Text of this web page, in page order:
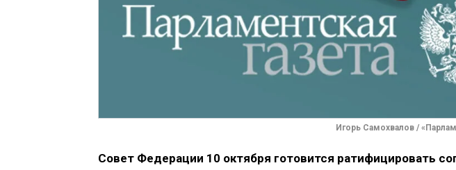
Игорь Самохвалов /
Совет Федерации 10 октября готовится ратифицировать